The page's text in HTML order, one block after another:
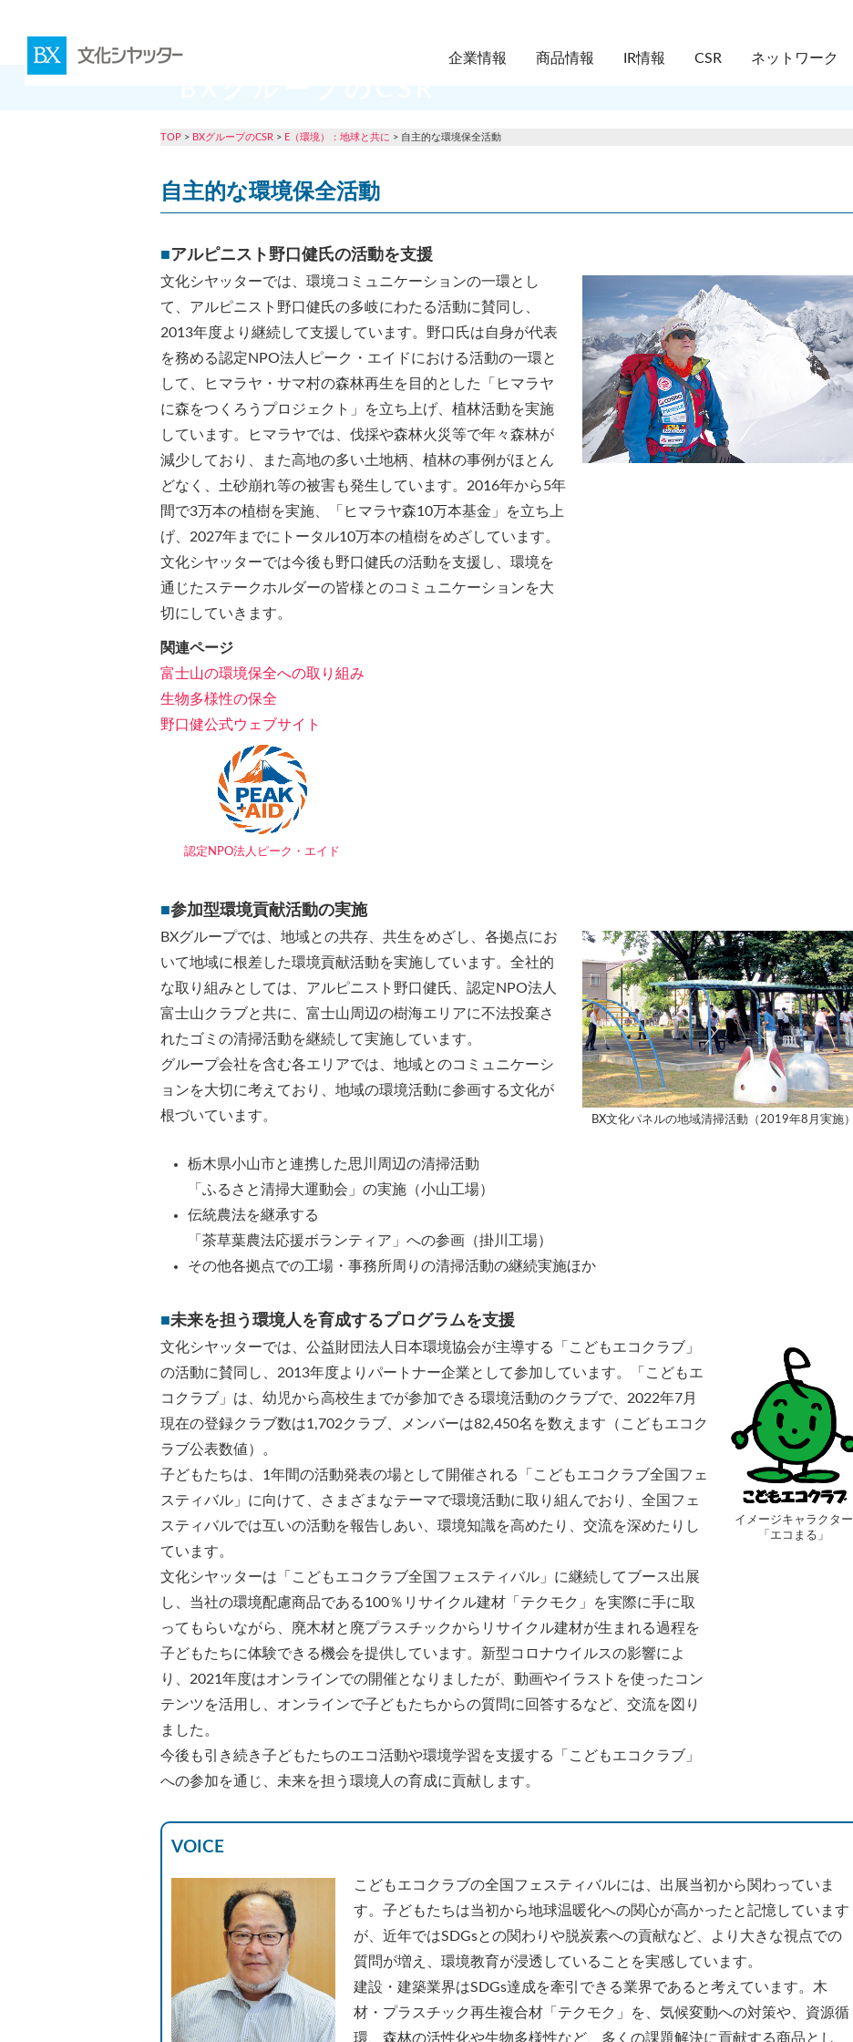
企業情報 商品情報 IR情報 CSR ネットワーク
TOP > BXグループのCSR > E（環境）：地球と共に > 自主的な環境保全活動
自主的な環境保全活動
■アルピニスト野口健氏の活動を支援
文化シヤッターでは、環境コミュニケーションの一環とし
て、アルピニスト野口健氏の多岐にわたる活動に賛同し、
2013年度より継続して支援しています。野口氏は自身が代表
を務める認定NPO法人ピーク・エイドにおける活動の一環と
して、ヒマラヤ・サマ村の森林再生を目的とした「ヒマラヤ
に森をつくろうプロジェクト」を立ち上げ、植林活動を実施
しています。ヒマラヤでは、伐採や森林火災等で年々森林が
減少しており、また高地の多い土地柄、植林の事例がほとん
どなく、土砂崩れ等の被害も発生しています。2016年から5年
間で3万本の植樹を実施、「ヒマラヤ森10万本基金」を立ち上
げ、2027年までにトータル10万本の植樹をめざしています。
文化シヤッターでは今後も野口健氏の活動を支援し、環境を
通じたステークホルダーの皆様とのコミュニケーションを大
切にしていきます。
関連ページ
富士山の環境保全への取り組み
生物多様性の保全
野口健公式ウェブサイト
認定NPO法人ピーク・エイド
■参加型環境貢献活動の実施
BXグループでは、地域との共存、共生をめざし、各拠点にお
いて地域に根差した環境貢献活動を実施しています。全社的
な取り組みとしては、アルピニスト野口健氏、認定NPO法人
富士山クラブと共に、富士山周辺の樹海エリアに不法投棄さ
れたゴミの清掃活動を継続して実施しています。
グループ会社を含む各エリアでは、地域とのコミュニケーシ
ョンを大切に考えており、地域の環境活動に参画する文化が
根づいています。
BX文化パネルの地域清掃活動（2019年8月実施）
栃木県小山市と連携した思川周辺の清掃活動
「ふるさと清掃大運動会」の実施（小山工場）
伝統農法を継承する
「茶草葉農法応援ボランティア」への参画（掛川工場）
その他各拠点での工場・事務所周りの清掃活動の継続実施ほか
■未来を担う環境人を育成するプログラムを支援
文化シヤッターでは、公益財団法人日本環境協会が主導する「こどもエコクラブ」
の活動に賛同し、2013年度よりパートナー企業として参加しています。「こどもエ
コクラブ」は、幼児から高校生までが参加できる環境活動のクラブで、2022年7月
現在の登録クラブ数は1,702クラブ、メンバーは82,450名を数えます（こどもエコク
ラブ公表数値）。
子どもたちは、1年間の活動発表の場として開催される「こどもエコクラブ全国フェ
スティバル」に向けて、さまざまなテーマで環境活動に取り組んでおり、全国フェ
スティバルでは互いの活動を報告しあい、環境知識を高めたり、交流を深めたりし
ています。
文化シヤッターは「こどもエコクラブ全国フェスティバル」に継続してブース出展
し、当社の環境配慮商品である100％リサイクル建材「テクモク」を実際に手に取
ってもらいながら、廃木材と廃プラスチックからリサイクル建材が生まれる過程を
子どもたちに体験できる機会を提供しています。新型コロナウイルスの影響によ
り、2021年度はオンラインでの開催となりましたが、動画やイラストを使ったコン
テンツを活用し、オンラインで子どもたちからの質問に回答するなど、交流を図り
ました。
今後も引き続き子どもたちのエコ活動や環境学習を支援する「こどもエコクラブ」
への参加を通じ、未来を担う環境人の育成に貢献します。
イメージキャラクター
「エコまる」
VOICE
こどもエコクラブの全国フェスティバルには、出展当初から関わっていま
す。子どもたちは当初から地球温暖化への関心が高かったと記憶しています
が、近年ではSDGsとの関わりや脱炭素への貢献など、より大きな視点での
質問が増え、環境教育が浸透していることを実感しています。
建設・建築業界はSDGs達成を牽引できる業界であると考えています。木
材・プラスチック再生複合材「テクモク」を、気候変動への対策や、資源循
環、森林の活性化や生物多様性など、多くの課題解決に貢献する商品とし